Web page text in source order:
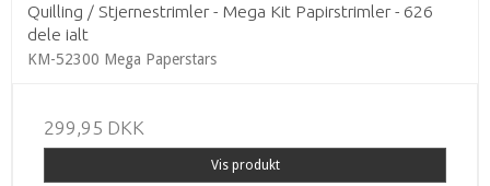
Quilling / Stjernestrimler - Mega Kit Papirstrimler - 626
dele ialt
KM-52300 Mega Paperstars
299,95 DKK
Vis produkt